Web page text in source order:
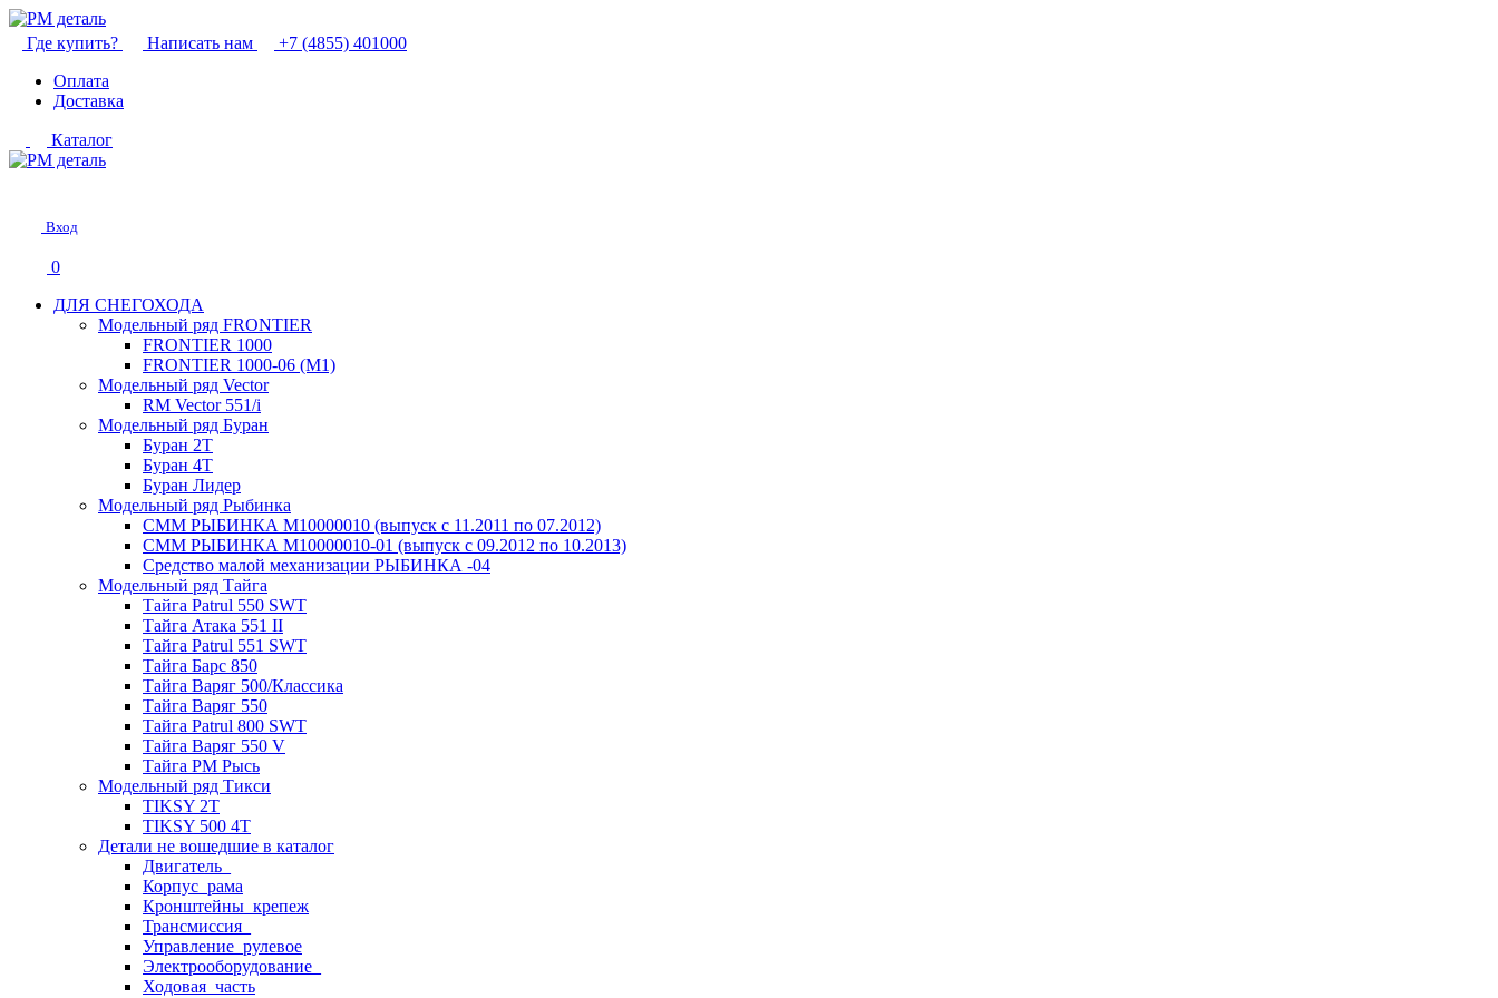
Где купить? Написать нам
+7 (4855) 401000
Оплата
Доставка
Каталог
Вход
0
ДЛЯ СНЕГОХОДА
Модельный ряд FRONTIER
FRONTIER 1000
FRONTIER 1000-06 (М1)
Модельный ряд Vector
RM Vector 551/i
Модельный ряд Буран
Буран 2Т
Буран 4Т
Буран Лидер
Модельный ряд Рыбинка
СММ РЫБИНКА M10000010 (выпуск с 11.2011 по 07.2012)
СММ РЫБИНКА M10000010-01 (выпуск с 09.2012 по 10.2013)
Средство малой механизации РЫБИНКА -04
Модельный ряд Тайга
Тайга Patrul 550 SWT
Тайга Атака 551 II
Тайга Patrul 551 SWT
Тайга Барс 850
Тайга Варяг 500/Классика
Тайга Варяг 550
Тайга Patrul 800 SWT
Тайга Варяг 550 V
Тайга РМ Рысь
Модельный ряд Тикси
TIKSY 2T
TIKSY 500 4T
Детали не вошедшие в каталог
Двигатель_
Корпус_рама
Кронштейны_крепеж
Трансмиссия_
Управление_рулевое
Электрооборудование_
Ходовая_часть